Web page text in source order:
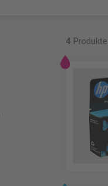
4